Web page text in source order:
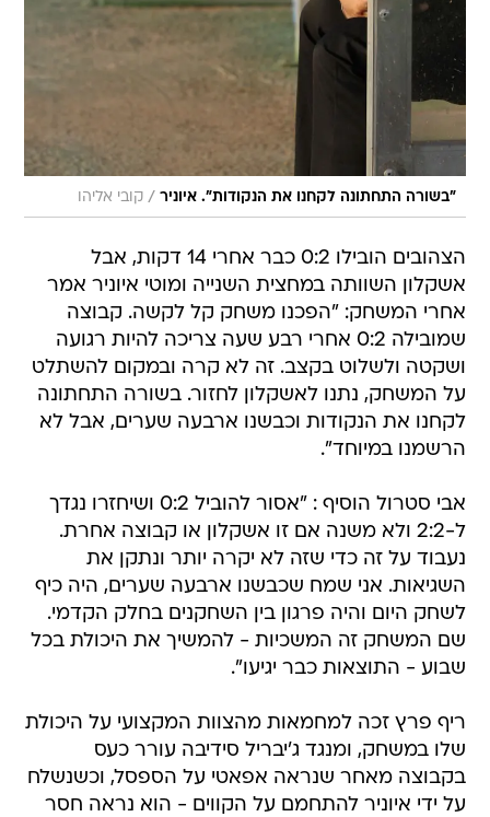
"בשורה התחתונה לקחנו את הנקודות". איוניר / קובי אליהו
הצהובים הובילו 0:2 כבר אחרי 14 דקות, אבל
אשקלון השוותה במחצית השנייה ומוטי איוניר אמר
אחרי המשחק: "הפכנו משחק קל לקשה. קבוצה
שמובילה 0:2 אחרי רבע שעה צריכה להיות רגועה
ושקטה ולשלוט בקצב. זה לא קרה ובמקום להשתלט
על המשחק, נתנו לאשקלון לחזור. בשורה התחתונה
לקחנו את הנקודות וכבשנו ארבעה שערים, אבל לא
הרשמנו במיוחד".
אבי סטרול הוסיף : "אסור להוביל 0:2 ושיחזרו נגדך
ל-2:2 ולא משנה אם זו אשקלון או קבוצה אחרת.
נעבוד על זה כדי שזה לא יקרה יותר ונתקן את
השגיאות. אני שמח שכבשנו ארבעה שערים, היה כיף
לשחק היום והיה פרגון בין השחקנים בחלק הקדמי.
שם המשחק זה המשכיות - להמשיך את היכולת בכל
שבוע - התוצאות כבר יגיעו".
ריף פרץ זכה למחמאות מהצוות המקצועי על היכולת
שלו במשחק, ומנגד ג'יבריל סידיבה עורר כעס
בקבוצה מאחר שנראה אפאטי על הספסל, וכשנשלח
על ידי איוניר להתחמם על הקווים - הוא נראה חסר